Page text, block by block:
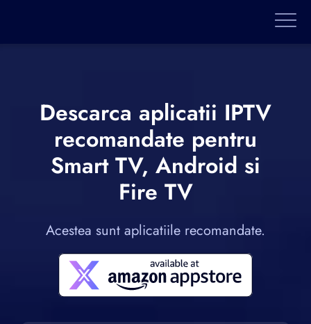
Descarca aplicatii IPTV
recomandate pentru
Smart TV, Android si
Fire TV
Acestea sunt aplicatiile recomandate.